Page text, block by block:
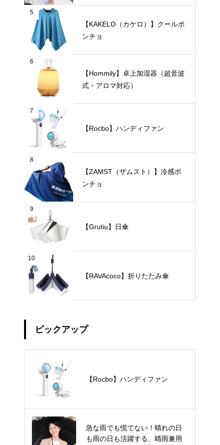
5
【KAKELO（カケロ）】クールポ
ンチョ
6
【Hommily】卓上加湿器（超音波
式・アロマ対応）
7
【Rocbo】ハンディファン
8
【ZAMST（ザムスト）】冷感ポ
ンチョ
9
【Grutiu】日傘
10
【RAVAcoco】折りたたみ傘
ピックアップ
【Rocbo】ハンディファン
急な雨でも慌てない！晴れの日
も雨の日も活躍する、晴雨兼用